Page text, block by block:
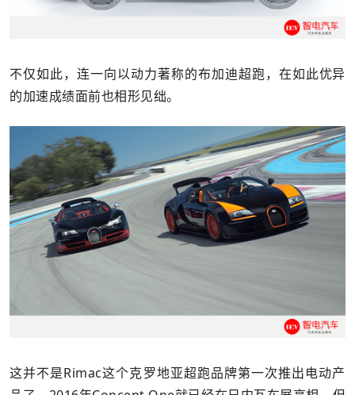
不仅如此，连一向以动力著称的布加迪超跑，在如此优异
的加速成绩面前也相形见绌。
这并不是Rimac这个克罗地亚超跑品牌第一次推出电动产